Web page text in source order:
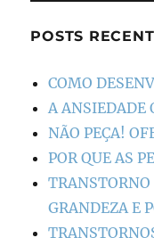
POSTS
COMO
A ANSIEDADE
NÃO PEÇA!
POR QUE AS
GRANDEZA E